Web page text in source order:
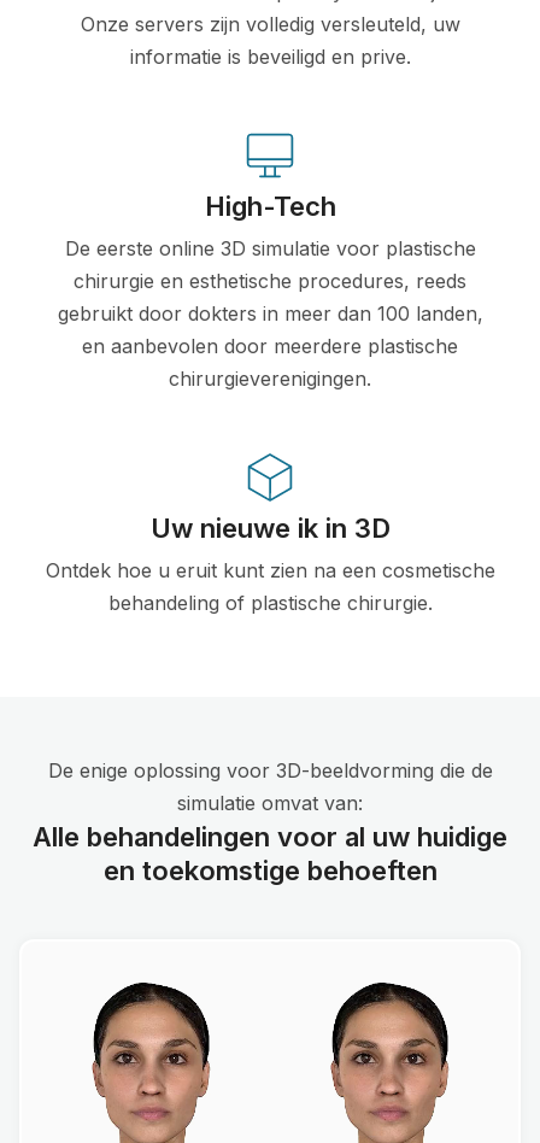
Onze servers zijn volledig versleuteld, uw
informatie is beveiligd en prive.
High-Tech
De eerste online 3D simulatie voor plastische
chirurgie en esthetische procedures, reeds
gebruikt door dokters in meer dan 100 landen,
en aanbevolen door meerdere plastische
chirurgieverenigingen.
Uw nieuwe ik in 3D
Ontdek hoe u eruit kunt zien na een cosmetische
behandeling of plastische chirurgie.
De enige oplossing voor 3D-beeldvorming die de
simulatie omvat van:
Alle behandelingen voor al uw huidige
en toekomstige behoeften